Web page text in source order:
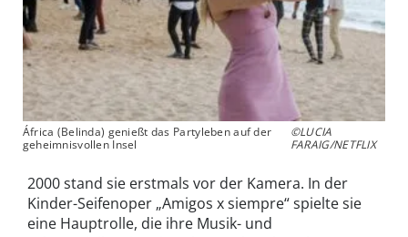
África (Belinda) genießt das Partyleben auf der
geheimnisvollen Insel
©LUCIA
FARAIG/NETFLIX
2000 stand sie erstmals vor der Kamera. In der
Kinder-Seifenoper „Amigos x siempre“ spielte sie
eine Hauptrolle, die ihre Musik- und